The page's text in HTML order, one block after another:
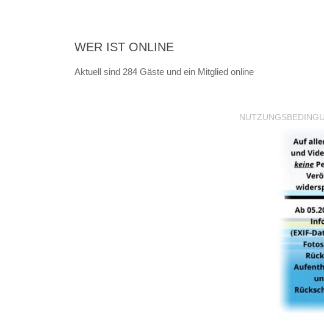
WER IST ONLINE
Aktuell sind 284 Gäste und ein Mitglied online